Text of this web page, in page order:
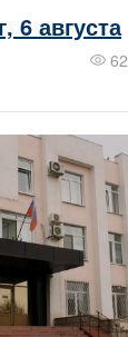
6 августа
62